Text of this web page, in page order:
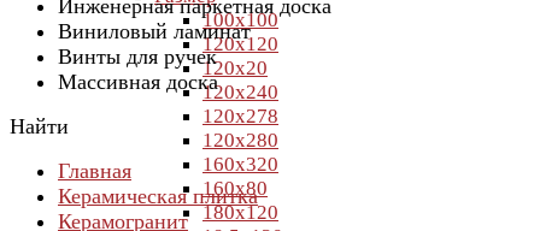
100х100
120х120
120х20
120х240
120х278
120х280
160х320
160х80
180х120
Инженерная паркетная доска
Виниловый ламинат
Винты для ручек
Массивная доска
Найти
Главная
Керамическая плитка
Керамогранит